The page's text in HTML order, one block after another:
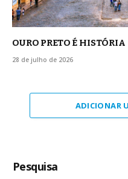
OURO PRETO É HISTÓRIA
28 de julho de 2026
ADICIONAR
Pesquisa